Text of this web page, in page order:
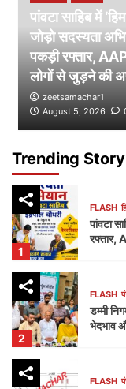
पांवटा साहिब में
जोड़ो सदस्यता
पकड़ी रफ्तार,
लोगों से जुड़ने की
zeetsamachar1
August 5, 2026
Trending Story
FLASH
2027 में
5
का नाम
1
FLASH
पांवटा
रफ्तार,
2
FLASH
डम्मी
भेदभाव
FLASH